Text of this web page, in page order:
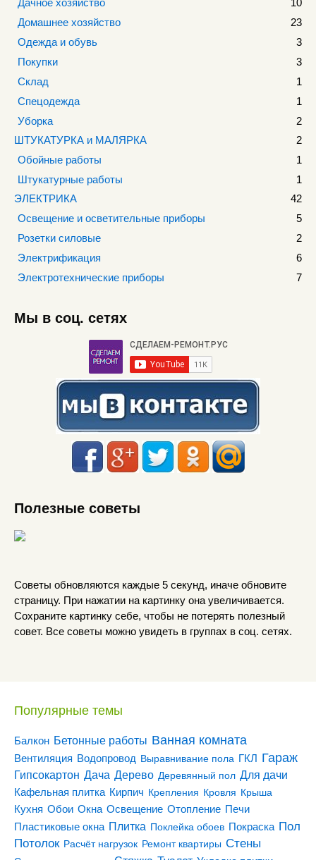
Дачное хозяйство
10
Домашнее хозяйство
23
Одежда и обувь
3
Покупки
3
Склад
1
Спецодежда
1
Уборка
2
ШТУКАТУРКА и МАЛЯРКА
2
Обойные работы
1
Штукатурные работы
1
ЭЛЕКТРИКА
42
Освещение и осветительные приборы
5
Розетки силовые
2
Электрификация
6
Электротехнические приборы
7
Мы в соц. сетях
Полезные советы
Советы обновляются каждые 5 секунд, иначе обновите
страницу. При нажатии на картинку она увеличивается.
Сохраните картинку себе, чтобы не потерять полезный
совет. Все советы можно увидеть в группах в соц. сетях.
Популярные темы
Балкон Бетонные работы Ванная комната
Вентиляция Водопровод Выравнивание пола ГКЛ Гараж
Гипсокартон Дача Дерево Деревянный пол Для дачи
Кафельная плитка Кирпич Крепления Кровля Крыша
Кухня Обои Окна Освещение Отопление Печи
Пластиковые окна Плитка Поклейка обоев Покраска Пол
Потолок Расчёт нагрузок Ремонт квартиры Стены